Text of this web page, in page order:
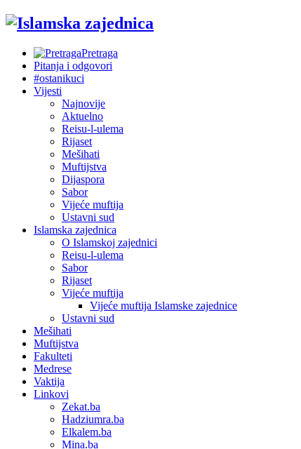
Pretraga
Pitanja i odgovori
#ostanikuci
Vijesti
Najnovije
Aktuelno
Reisu-l-ulema
Rijaset
Mešihati
Muftijstva
Dijaspora
Sabor
Vijeće muftija
Ustavni sud
Islamska zajednica
O Islamskoj zajednici
Reisu-l-ulema
Sabor
Rijaset
Vijeće muftija
Vijeće muftija Islamske zajednice
Ustavni sud
Mešihati
Muftijstva
Fakulteti
Medrese
Vaktija
Linkovi
Zekat.ba
Hadziumra.ba
Elkalem.ba
Mina.ba